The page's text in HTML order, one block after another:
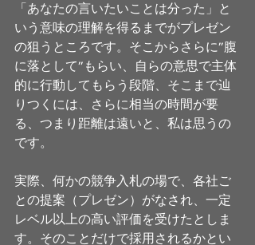
「あなたの言いたいことは分った」と
いう意味の理解を得るまでがプレゼン
の狙うところです。そこからさらに”腹
に落として”もらい、自らの意思で主体
的に行動してもらう段階、そこまで辿
りつくには、さらに相当の時間が要
る、つまり距離は遠いと、私は思うの
です。
実際、何かの競争入札の場で、各社ご
との提案（プレゼン）がなされ、一定
レベル以上の高い評価を受けたとしま
す。そのことだけで採用されるかとい